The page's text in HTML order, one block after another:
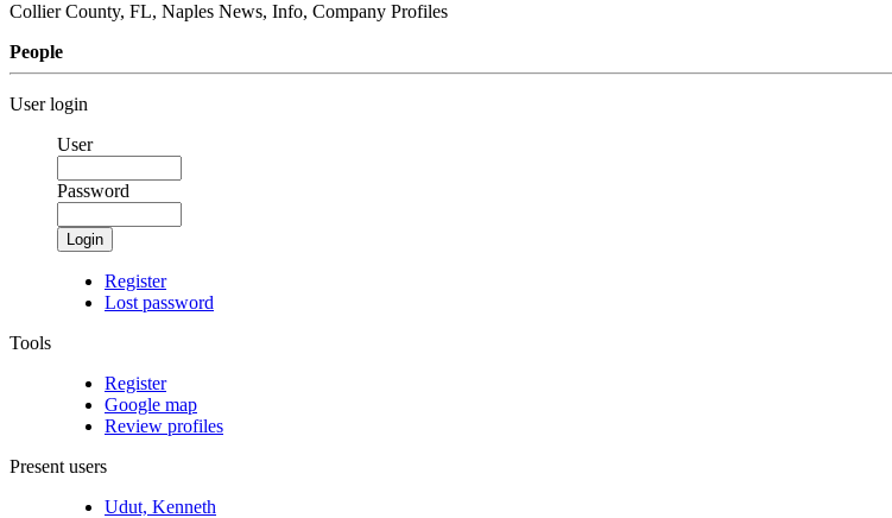
Collier County, FL, Naples News, Info, Company Profiles
People
User login
User
Password
Login
Register
Lost password
Tools
Register
Google map
Review profiles
Present users
Udut, Kenneth